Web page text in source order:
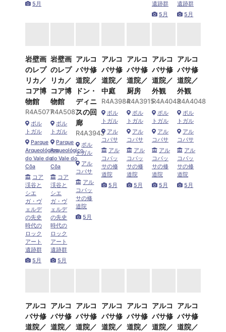
5月
遺跡群
5月
遺跡群
5月
岩壁画
のレプ
リカ／
コア博
物館
R4A5077
ポル
トガル
Parque
Arqueológico
do Vale do
Côa
コア
渓谷と
シエ
ガ・ヴ
ェルデ
の先史
時代の
ロック
アート
遺跡群
5月
岩壁画
のレプ
リカ／
コア博
物館
R4A5087
ポル
トガル
Parque
Arqueológico
do Vale do
Côa
コア
渓谷と
シエ
ガ・ヴ
ェルデ
の先史
時代の
ロック
アート
遺跡群
5月
アルコ
バサ修
道院／
ドン・
ディニ
スの回
廊
R4A3943
ポル
トガル
アル
コバサ
アル
コバッ
サの修
道院
5月
アルコ
バサ修
道院／
中庭
R4A3984
ポル
トガル
アル
コバサ
アル
コバッ
サの修
道院
5月
アルコ
バサ修
道院／
厨房
R4A3915
ポル
トガル
アル
コバサ
アル
コバッ
サの修
道院
5月
アルコ
バサ修
道院／
外観
R4A4043
ポル
トガル
アル
コバサ
アル
コバッ
サの修
道院
5月
アルコ
バサ修
道院／
外観
R4A4048
ポル
トガル
アル
コバサ
アル
コバッ
サの修
道院
5月
アルコ
バサ修
道院／
アルコ
バサ修
道院／
アルコ
バサ修
道院／
アルコ
バサ修
道院／
アルコ
バサ修
道院／
アルコ
バサ修
道院／
アルコ
バサ修
道院／